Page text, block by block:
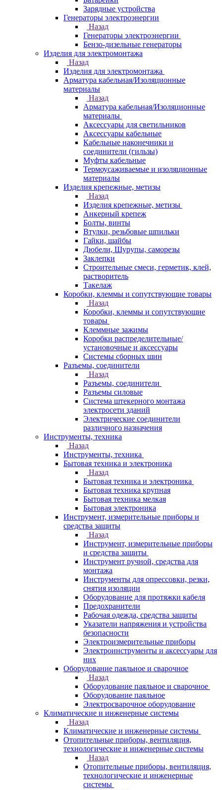
Зарядные устройства
Генераторы электроэнергии
Назад
Генераторы электроэнергии
Бензо-дизельные генераторы
Изделия для электромонтажа
Назад
Изделия для электромонтажа
Арматура кабельная/Изоляционные
материалы
Назад
Арматура кабельная/Изоляционные
материалы
Аксессуары для светильников
Аксессуары кабельные
Кабельные наконечники и
соединители (гильзы)
Муфты кабельные
Термоусаживаемые и изоляционные
материалы
Изделия крепежные, метизы
Назад
Изделия крепежные, метизы
Анкерный крепеж
Болты, винты
Втулки, резьбовые шпильки
Гайки, шайбы
Дюбели, Шурупы, саморезы
Заклепки
Строительные смеси, герметик, клей,
растворитель
Такелаж
Коробки, клеммы и сопутствующие товары
Назад
Коробки, клеммы и сопутствующие
товары
Клеммные зажимы
Коробки распределительные/
установочные и аксессуары
Системы сборных шин
Разъемы, соединители
Назад
Разъемы, соединители
Разъемы силовые
Система штекерного монтажа
электросети зданий
Электрические соединители
различного назначения
Инструменты, техника
Назад
Инструменты, техника
Бытовая техника и электроника
Назад
Бытовая техника и электроника
Бытовая техника крупная
Бытовая техника мелкая
Бытовая электроника
Инструмент, измерительные приборы и
средства защиты
Назад
Инструмент, измерительные приборы
и средства защиты
Инструмент ручной, средства для
монтажа
Инструменты для опрессовки, резки,
снятия изоляции
Оборудование для протяжки кабеля
Предохранители
Рабочая одежда, средства защиты
Указатели напряжения и устройства
безопасности
Электроизмерительные приборы
Электроинструменты и аксессуары для
них
Оборудование паяльное и сварочное
Назад
Оборудование паяльное и сварочное
Оборудование паяльное
Электросварочное оборудование
Климатические и инженерные системы
Назад
Климатические и инженерные системы
Отопительные приборы, вентиляция,
технологические и инженерные системы
Назад
Отопительные приборы, вентиляция,
технологические и инженерные
системы